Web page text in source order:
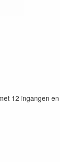
12 ingangen